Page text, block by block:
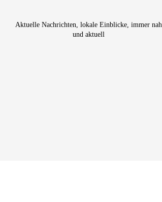
Aktuelle Nachrichten, lokale Einblicke, immer nah
und aktuell